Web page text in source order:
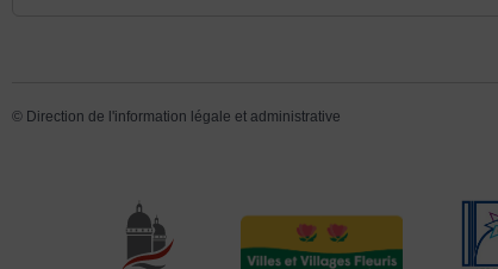
© Direction de l'information légale et administrative